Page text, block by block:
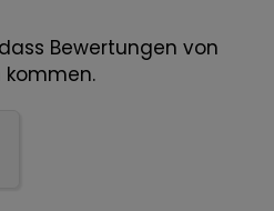
Bewertungen von